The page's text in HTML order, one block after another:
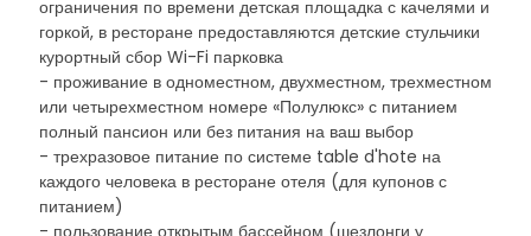
ограничения по времени детская площадка с качелями и
горкой, в ресторане предоставляются детские стульчики
курортный сбор Wi-Fi парковка
- проживание в одноместном, двухместном, трехместном
или четырехместном номере «Полулюкс» с питанием
полный пансион или без питания на ваш выбор
- трехразовое питание по системе table d'hote на
каждого человека в ресторане отеля (для купонов с
питанием)
- пользование открытым бассейном (шезлонги у